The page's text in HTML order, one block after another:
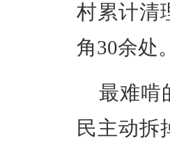
村累计清
角30余处。
最难啃
民主动拆